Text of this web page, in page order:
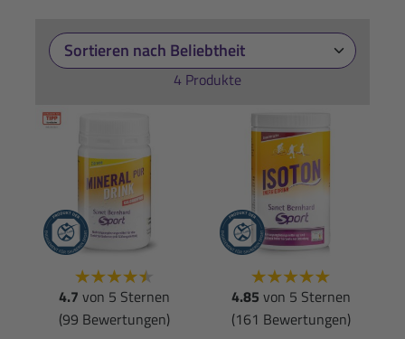
4 Produkte
4.7 von 5 Sternen
(99 Bewertungen)
4.85 von 5 Sternen
(161 Bewertungen)